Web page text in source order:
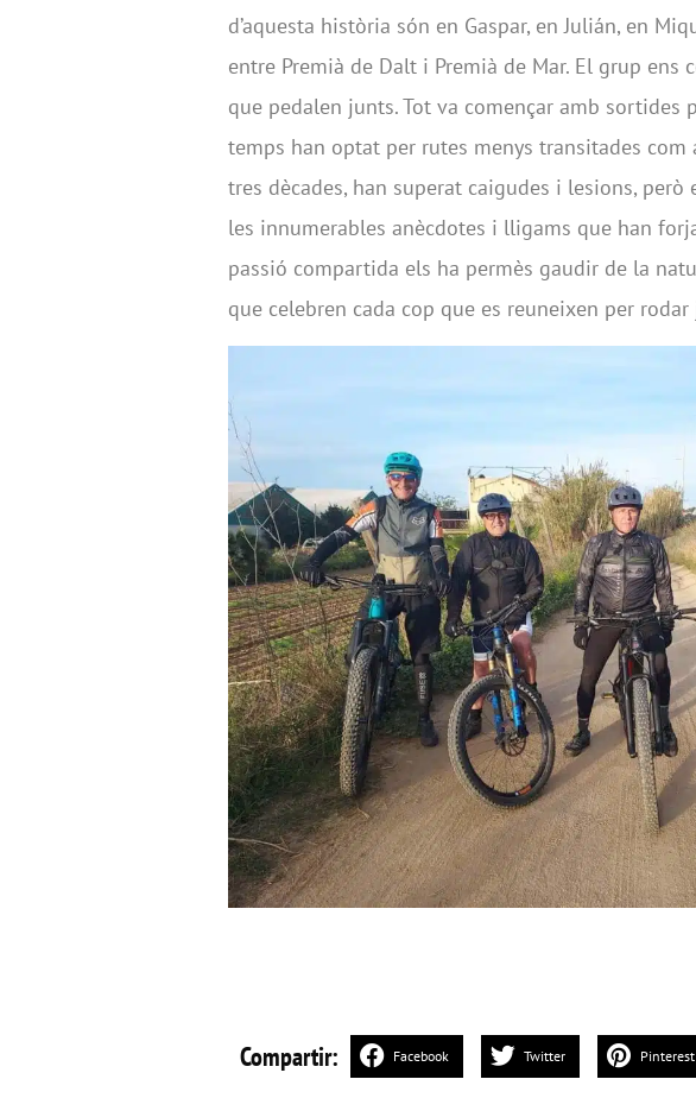
d’aquesta història són en Gaspar, en Julián, en
entre Premià de Dalt i Premià de Mar. El grup ens
que pedalen junts. Tot va començar amb sortides
temps han optat per rutes menys transitades com
tres dècades, han superat caigudes i lesions,
les innumerables anècdotes i lligams que han
passió compartida els ha permès gaudir de la
que celebren cada cop que es reuneixen per rodar
Compartir: Facebook Twitter Pinterest